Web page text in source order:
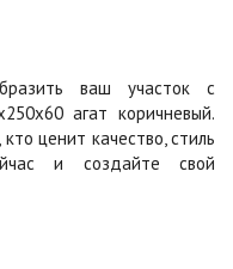
Цена по запросу
Янтарь
ваш участок с
агат коричневый.
ценит качество, стиль
и создайте свой